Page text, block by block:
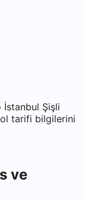
İstanbul Şişli
tarifi bilgilerini
ve